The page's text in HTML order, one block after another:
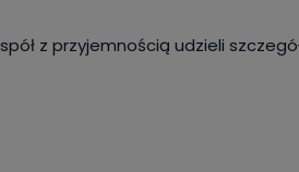
z przyjemnością udzieli